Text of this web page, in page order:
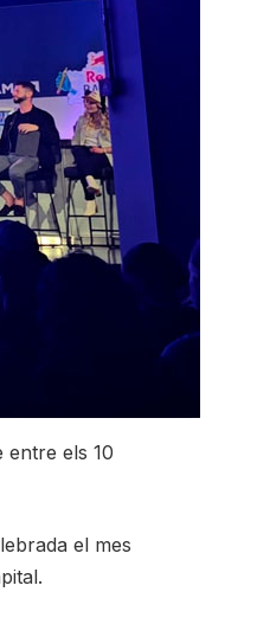
entre els 10
el mes